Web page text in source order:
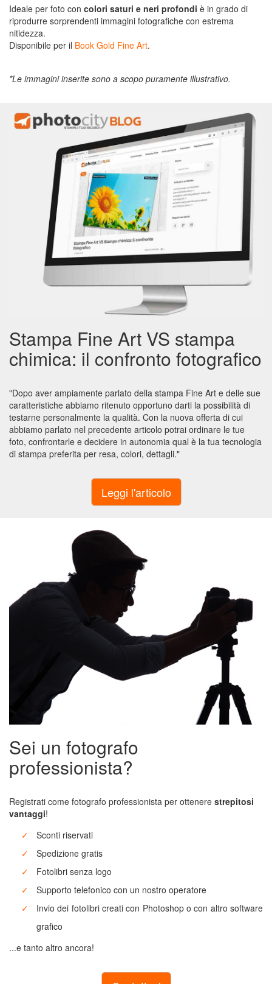
Cover
personalizzate
Puzzle
personalizzate
personalizzate
Grembiuli
personalizzati
Pertachiavi
personalizzati
Mousepad
personalizzati
Paluche
personalizzati
Spille
Decorazioni
Decorazioni
Buoni
regalo
Ritorna
menù
Card
Ideale per foto con colori saturi e neri profondi è in grado di
riprodurre sorprendenti immagini fotografiche con estrema
nitidezza.
Disponibile per il Book Gold Fine Art.
*Le immagini inserite sono a scopo puramente illustrativo.
Stampa Fine Art VS stampa
chimica: il confronto fotografico
"Dopo aver ampiamente parlato della stampa Fine Art e delle sue
caratteristiche abbiamo ritenuto opportuno darti la possibilità di
testarne personalmente la qualità. Con la nuova offerta di cui
abbiamo parlato nel precedente articolo potrai ordinare le tue
foto, confrontarle e decidere in autonomia qual è la tua tecnologia
di stampa preferita per resa, colori, dettagli."
Sei un fotografo
professionista?
Registrati come fotografo professionista per ottenere strepitosi
vantaggi!
Sconti riservati
Spedizione gratis
Fotolibri senza logo
Supporto telefonico con un nostro operatore
Invio dei fotolibri creati con Photoshop o con altro software
grafico
...e tanto altro ancora!